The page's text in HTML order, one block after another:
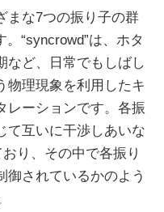
まな7つの振り子の群
“syncrowd”は、ホタ
など、日常でもしばし
物理現象を利用したキ
レーションです。各振
て互いに干渉しあいな
り、その中で各振り
御されているかのよう